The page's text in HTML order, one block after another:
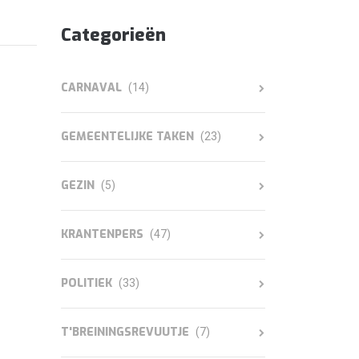
Categorieën
CARNAVAL (14)
GEMEENTELIJKE TAKEN (23)
GEZIN (5)
KRANTENPERS (47)
POLITIEK (33)
T'BREININGSREVUUTJE (7)